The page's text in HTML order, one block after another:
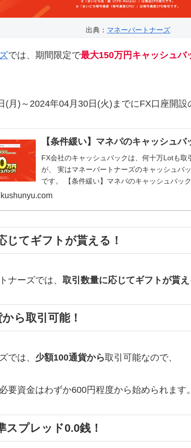
出典： マネーパートナーズ
では、期間限定で最大150万円キャッシュバ
月)～2024年04月30日(火)までにFX口座開設
【条件緩い】マネパのキャッシュバ
FX会社のキャッシュバックは、何十万Lotも
が、 実はマネーパートナーズのキャッシュバ
です。 【条件緩い】マネパのキャッシュバッ
限定で最大1...
じてギフトが貰える！
ナーズでは、 取引数量に応じてギフトが貰え
ら取引可能！
では、 少額100通貨から取引可能なので、
要資金はわずか600円程度から始められます。
スプレッド0.0銭！